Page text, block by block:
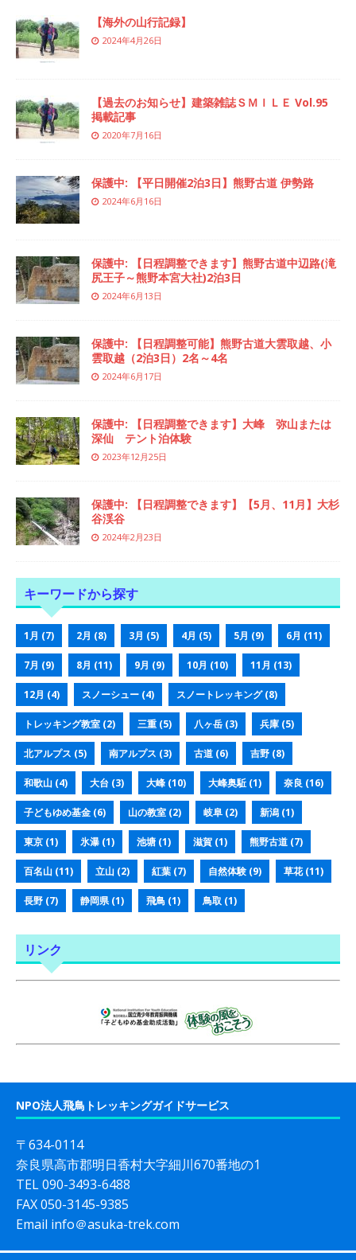
【海外の山行記録】
2024年4月26日
【過去のお知らせ】建築雑誌ＳＭＩＬＥ Vol.95
掲載記事
2020年7月16日
保護中: 【平日開催2泊3日】熊野古道 伊勢路
2024年6月16日
保護中: 【日程調整できます】熊野古道中辺路(滝
尻王子～熊野本宮大社)2泊3日
2024年6月13日
保護中: 【日程調整可能】熊野古道大雲取越、小
雲取越（2泊3日）2名～4名
2024年6月17日
保護中: 【日程調整できます】大峰 弥山または
深仙 テント泊体験
2023年12月25日
保護中: 【日程調整できます】【5月、11月】大杉
谷渓谷
2024年2月23日
キーワードから探す
1月 (7) 2月 (8) 3月 (5) 4月 (5) 5月 (9) 6月 (11)
7月 (9) 8月 (11) 9月 (9) 10月 (10) 11月 (13)
12月 (4) スノーシュー (4) スノートレッキング(8)
トレッキング教室 (2) 三重 (5) 八ヶ岳 (3) 兵庫 (5)
北アルプス (5) 南アルプス (3) 古道 (6) 吉野 (8)
和歌山 (4) 大台 (3) 大峰 (10) 大峰奥駈 (1) 奈良 (16)
子どもゆめ基金 (6) 山の教室 (2) 岐阜 (2) 新潟 (1)
東京 (1) 氷瀑 (1) 池塘 (1) 滋賀 (1) 熊野古道 (7)
百名山 (11) 立山 (2) 紅葉 (7) 自然体験 (9) 草花(11)
長野 (7) 静岡県(1) 飛鳥 (1) 鳥取 (1)
リンク
NPO法人飛鳥トレッキングガイドサービス
〒634-0114
奈良県高市郡明日香村大字細川670番地の1
TEL 090-3493-6488
FAX 050-3145-9385
Email info＠asuka-trek.com